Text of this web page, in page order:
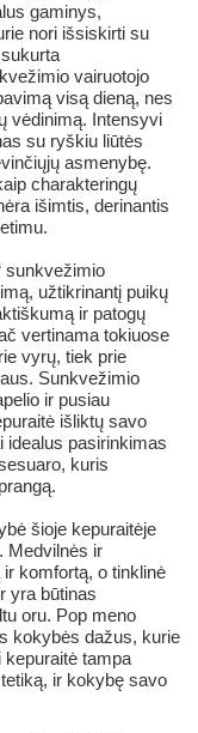
gaminys,
nori išsiskirti su
vairuotojo
visą dieną, nes
vėdinimą. Intensyvi
su ryškiu liūtės
asmenybę.
charakteringų
išimtis, derinantis
sunkvežimio
užtikrinantį puikų
ir patogų
vertinama tokiuose
vyrų, tiek prie
Sunkvežimio
ir pusiau
išliktų savo
idealus pasirinkimas
kuris
šioje kepuraitėje
Medvilnės ir
komfortą, o tinklinė
yra būtinas
oru. Pop meno
kokybės dažus, kurie
kepuraitė tampa
ir kokybę savo